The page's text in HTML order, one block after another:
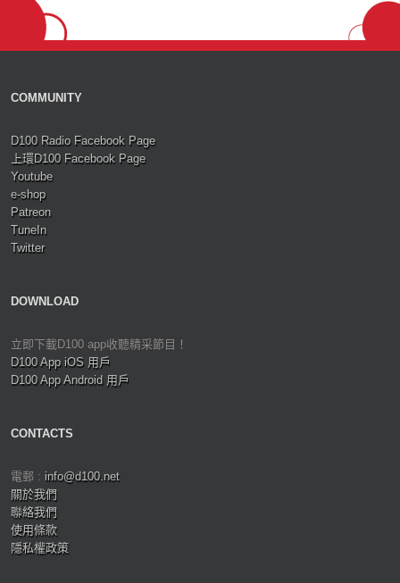
COMMUNITY
D100 Radio Facebook Page
上環D100 Facebook Page
Youtube
e-shop
Patreon
TuneIn
Twitter
DOWNLOAD
立即下載D100 app收聽精采節目！
D100 App iOS 用戶
D100 App Android 用戶
CONTACTS
電郵 : info@d100.net
關於我們
聯絡我們
使用條款
隱私權政策